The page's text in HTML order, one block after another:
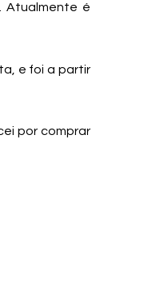
Atualmente é
e foi a partir
por comprar